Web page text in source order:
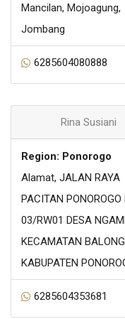
Mancilan, Mojoagung,
Jombang
6285604080888
Rina Susiani
Region: Ponorogo
Alamat, JALAN RAYA
PACITAN PONOROGO
03/RW01 DESA
KECAMATAN BALONG
KABUPATEN
6285604353681